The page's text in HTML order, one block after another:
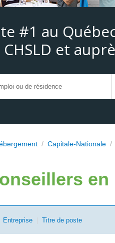
#1 au
CHSLD et
/ Capitale-Nationale
Entreprise Titre de poste